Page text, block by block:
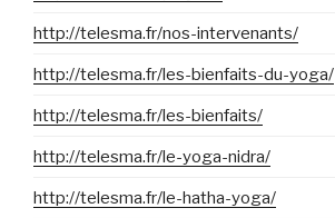
http://telesma.fr/nos-intervenants/
http://telesma.fr/les-bienfaits-du-yoga/
http://telesma.fr/les-bienfaits/
http://telesma.fr/le-yoga-nidra/
http://telesma.fr/le-hatha-yoga/